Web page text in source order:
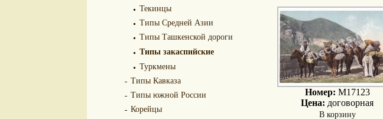
Текинцы
Типы Средней Азии
Типы Ташкенской дороги
Типы закаспийские
Туркмены
Типы Кавказа
Типы южной России
Корейцы
Номер: M17123
Цена: договорная
В корзину